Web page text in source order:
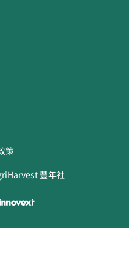
策
豐年社